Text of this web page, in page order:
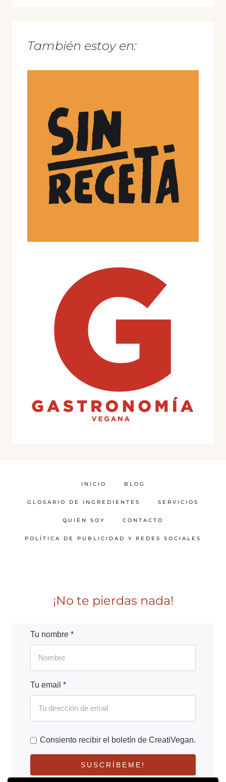
También estoy en:
INICIO BLOG
GLOSARIO DE INGREDIENTES SERVICIOS
QUIÉN SOY CONTACTO
POLÍTICA DE PUBLICIDAD Y REDES SOCIALES
¡No te pierdas nada!
Tu nombre *
Tu email *
Consiento recibir el boletín de CreatiVegan.
SUSCRÍBEME!